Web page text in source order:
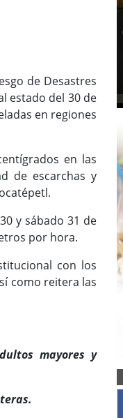
de Desastres
estado del 30 de
en regiones
en las
de escarchas y
y sábado 31 de
por hora.
con los
como reitera las
mayores y